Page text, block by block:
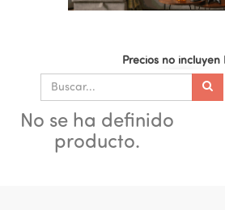
Precios no incluyen
No se ha definido
producto.